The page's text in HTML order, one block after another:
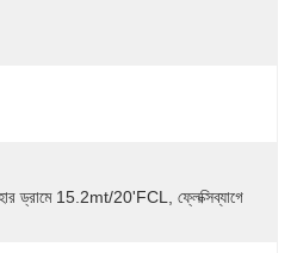
ড্রামে 15.2mt/20'FCL, ফ্লেক্সিব্যাগে